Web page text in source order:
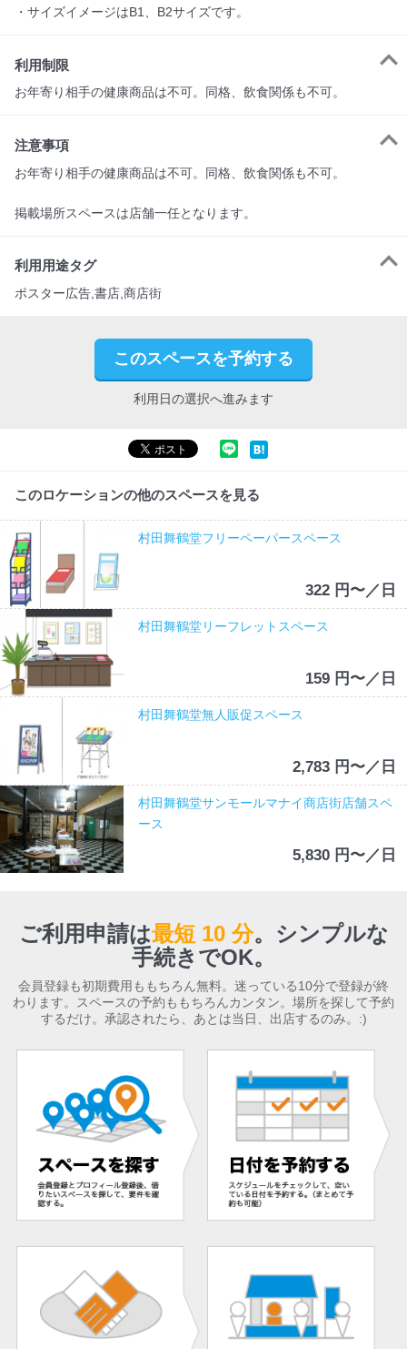
・サイズイメージはB1、B2サイズです。
利用制限
お年寄り相手の健康商品は不可。同格、飲食関係も不可。
注意事項
お年寄り相手の健康商品は不可。同格、飲食関係も不可。
掲載場所スペースは店舗一任となります。
利用用途タグ
ポスター広告,書店,商店街
このスペースを予約する
利用日の選択へ進みます
このロケーションの他のスペースを見る
村田舞鶴堂フリーペーパースペース
322 円〜／日
村田舞鶴堂リーフレットスペース
159 円〜／日
村田舞鶴堂無人販促スペース
2,783 円〜／日
村田舞鶴堂サンモールマナイ商店街店舗スペ
ース
5,830 円〜／日
ご利用申請は最短 10 分。 シンプルな
手続きでOK。
会員登録も初期費用ももちろん無料。迷っている10分で登録が終
わります。スペースの予約ももちろんカンタン。場所を探して予約
するだけ。承認されたら、あとは当日、出店するのみ。:)